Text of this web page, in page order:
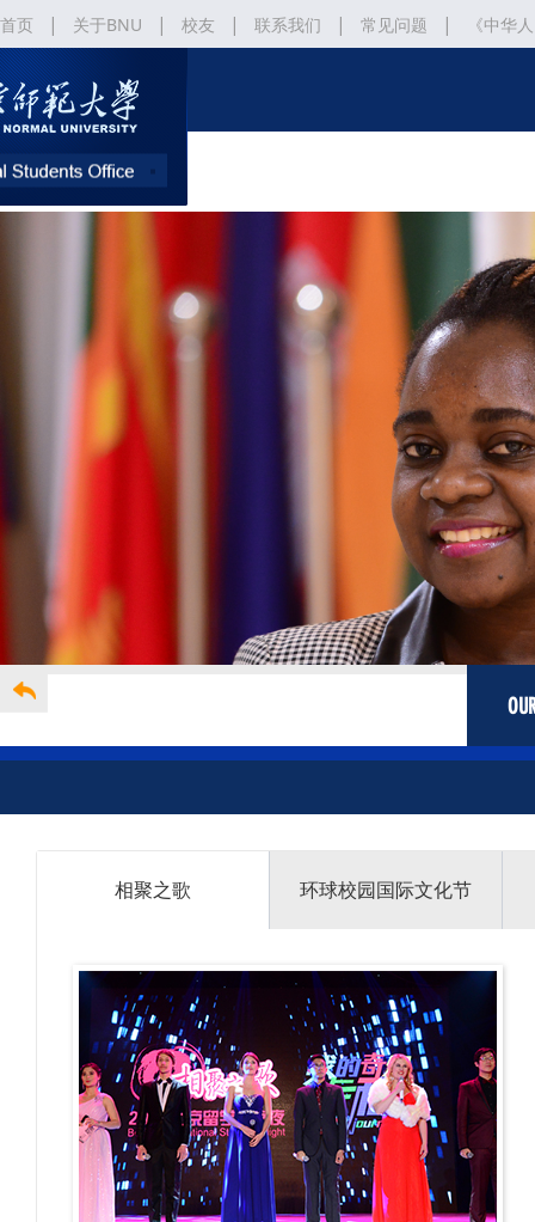
首页 | 关于BNU | 校友 | 联系我们 | 常见问题 | 《中华
《北京师范大学“北京来华留学生政府奖学金” 申请及管理办法》
相聚之歌 环球校园国际文化节